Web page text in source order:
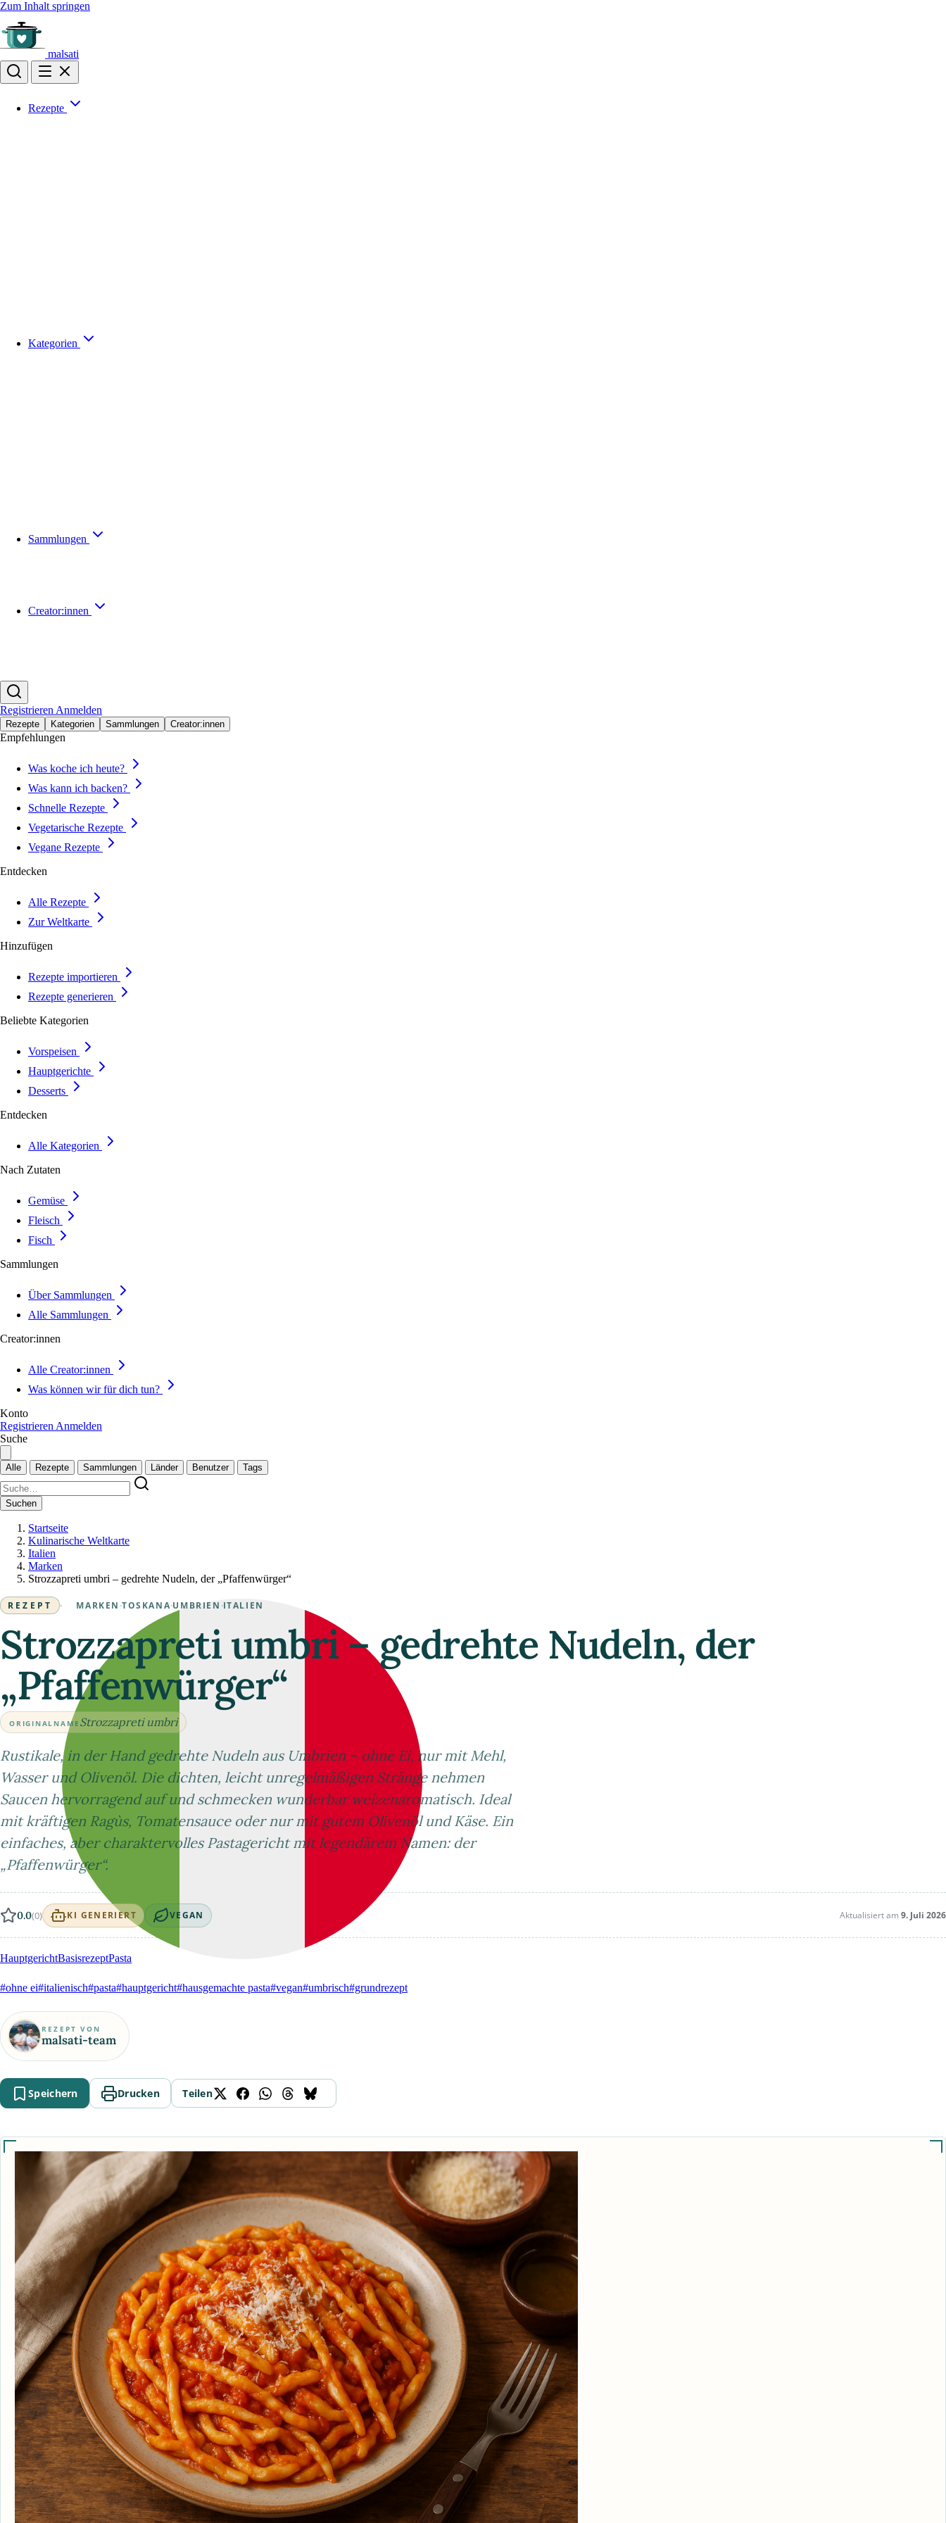
Zum Inhalt springen
malsati
Rezepte
Kategorien
Sammlungen
Creator:innen
Registrieren Anmelden
Rezepte Kategorien Sammlungen Creator:innen
Empfehlungen
Was koche ich heute?
Was kann ich backen?
Schnelle Rezepte
Vegetarische Rezepte
Vegane Rezepte
Entdecken
Alle Rezepte
Zur Weltkarte
Hinzufügen
Rezepte importieren
Rezepte generieren
Beliebte Kategorien
Vorspeisen
Hauptgerichte
Desserts
Entdecken
Alle Kategorien
Nach Zutaten
Gemüse
Fleisch
Fisch
Sammlungen
Über Sammlungen
Alle Sammlungen
Creator:innen
Alle Creator:innen
Was können wir für dich tun?
Konto
Registrieren Anmelden
Suche
Alle Rezepte Sammlungen Länder Benutzer Tags
Suchen
Startseite
Kulinarische Weltkarte
Italien
Marken
Strozzapreti umbri – gedrehte Nudeln, der „Pfaffenwürger“
REZEPT · MARKEN ·TOSKANA·UMBRIEN ·ITALIEN
Strozzapreti umbri – gedrehte Nudeln, der
„Pfaffenwürger“
ORIGINALNAME Strozzapreti umbri
Rustikale, in der Hand gedrehte Nudeln aus Umbrien – ohne Ei, nur mit Mehl,
Wasser und Olivenöl. Die dichten, leicht unregelmäßigen Stränge nehmen
Saucen hervorragend auf und schmecken wunderbar weizenaromatisch. Ideal
mit kräftigen Ragùs, Tomatensauce oder nur mit gutem Olivenöl und Käse. Ein
einfaches, aber charaktervolles Pastagericht mit legendärem Namen: der
„Pfaffenwürger“.
0.0(0) KI GENERIERT VEGAN Aktualisiert am 9. Juli 2026
HauptgerichtBasisrezeptPasta
#ohne ei#italienisch#pasta#hauptgericht#hausgemachte pasta#vegan#umbrisch#grundrezept
REZEPT VON
malsati-team
Speichern Drucken Teilen